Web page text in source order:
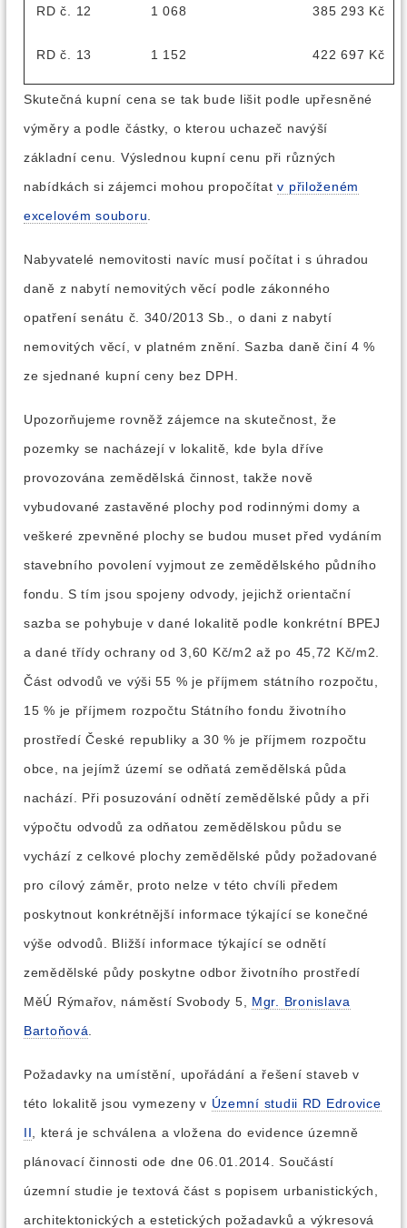
RD č. 12 1 068 385 293 Kč
RD č. 13 1 152 422 697 Kč
Skutečná kupní cena se tak bude lišit podle upřesněné
výměry a podle částky, o kterou uchazeč navýší
základní cenu. Výslednou kupní cenu při různých
nabídkách si zájemci mohou propočítatv přiloženém
excelovém souboru
Nabyvatelé nemovitosti navíc musí počítat i s úhradou
daně z nabytí nemovitých věcí podle zákonného
opatření senátu č. 340/2013 Sb., o dani z nabytí
nemovitých věcí, v platném znění. Sazba daně činí 4 %
ze sjednané kupní ceny bez DPH.
Upozorňujeme rovněž zájemce na skutečnost, že
pozemky se nacházejí v lokalitě, kde byla dříve
provozována zemědělská činnost, takže nově
vybudované zastavěné plochy pod rodinnými domy a
veškeré zpevněné plochy se budou muset před vydáním
stavebního povolení vyjmout ze zemědělského půdního
fondu. S tím jsou spojeny odvody, jejichž orientační
sazba se pohybuje v dané lokalitě podle konkrétní BPEJ
a dané třídy ochrany od 3,60 Kč/m2 až po 45,72 Kč/m2.
Část odvodů ve výši 55 % je příjmem státního rozpočtu,
15 % je příjmem rozpočtu Státního fondu životního
prostředí České republiky a 30 % je příjmem rozpočtu
obce, na jejímž území se odňatá zemědělská půda
nachází. Při posuzování odnětí zemědělské půdy a při
výpočtu odvodů za odňatou zemědělskou půdu se
vychází z celkové plochy zemědělské půdy požadované
pro cílový záměr, proto nelze v této chvíli předem
poskytnout konkrétnější informace týkající se konečné
výše odvodů. Bližší informace týkající se odnětí
zemědělské půdy poskytne odbor životního prostředí
MěÚ Rýmařov, náměstí Svobody 5, Mgr. Bronislava
Bartoňová
Požadavky na umístění, upořádání a řešení staveb v
této lokalitě jsou vymezeny v Územní studii RD Edrovice
II , která je schválena a vložena do evidence územně
plánovací činnosti ode dne 06.01.2014. Součástí
územní studie je textová část s popisem urbanistických,
architektonických a estetických požadavků a výkresová